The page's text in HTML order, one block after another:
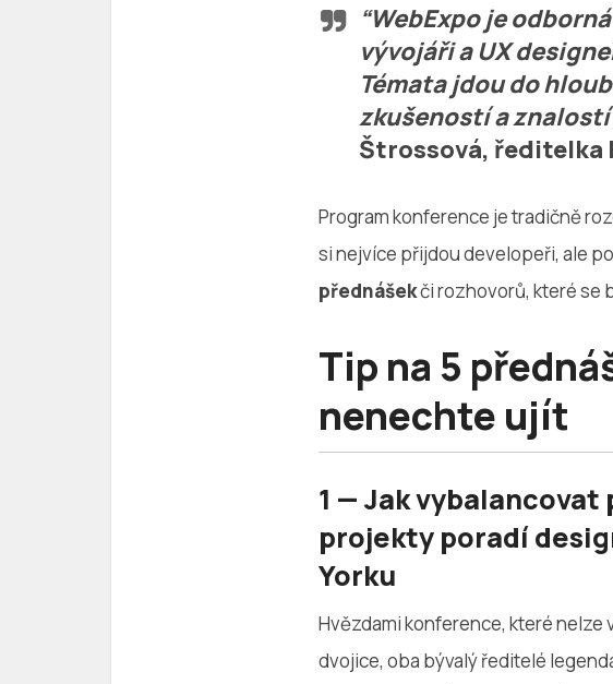
“WebExpo je
vývojáři a UX
Témata jdou do
zkušeností a
Štrossová, ředitelka
Program konference je tradičně
si nejvíce přijdou developeři, ale
přednášekči rozhovorů, které se
Tip na 5
nenechte ujít
1 — Jak vybalancovat
projekty poradí
Yorku
Hvězdami konference, které nelze
dvojice, oba bývalý ředitelé